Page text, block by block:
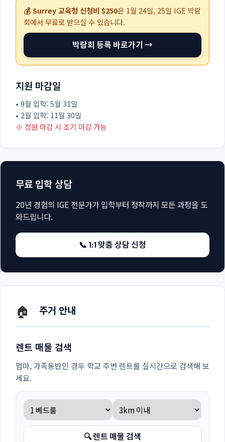
💰 Surrey 교육청 신청비 $250은 1월 24일, 25일 IGE 박람
회에서 무료로 받으실 수 있습니다.
박람회 등록 바로가기 →
지원 마감일
• 9월 입학: 5월 31일
• 2월 입학: 11월 30일
※ 정원 마감 시 조기 마감 가능
무료 입학 상담
20년 경험의 IGE 전문가가 입학부터 정착까지 모든 과정을 도
와드립니다.
📞 1:1 맞춤 상담 신청
🏠 주거 안내
렌트 매물 검색
엄마, 가족동반인 경우 학교 주변 렌트를 실시간으로 검색해 보
세요.
🔍 렌트 매물 검색